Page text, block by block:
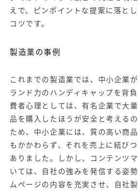
えで、ピンポイントな提案に落と
コツです。
製造業の事例
これまでの製造業では、中小企業
ランド力のハンディキャップを背
費者心理としては、有名企業で大
品を購入したほうが安全と考える
ため、中小企業には、質の高い商
もかかわらず、それを売上に結び
ありました。しかし、コンテンツ
いては、自社の強みを発信する姿
ムページの内容を充実させ、自社